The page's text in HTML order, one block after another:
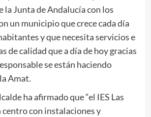
la Junta de Andalucía con los
un municipio que crece cada día
y que necesita servicios e
de calidad que a día de hoy gracias
se están haciendo
Amat.
ha afirmado que “el IES Las
centro con instalaciones y